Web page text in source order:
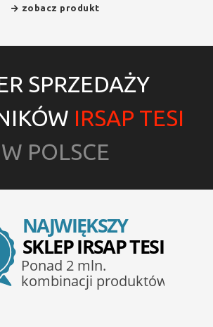
zobacz produkt
SPRZEDAŻY
IRSAP TESI
W POLSCE